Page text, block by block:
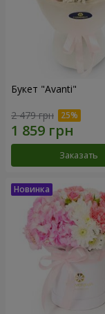
Букет "Avanti"
2 479 грн
Заказать